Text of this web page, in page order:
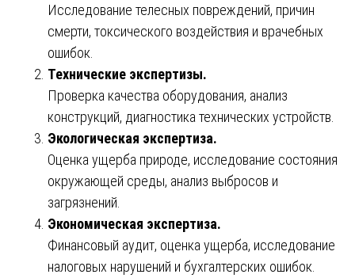
Исследование телесных повреждений, причин
смерти, токсического воздействия и врачебных
ошибок.
Технические экспертизы.
Проверка качества оборудования, анализ
конструкций, диагностика технических устройств.
Экологическая экспертиза.
Оценка ущерба природе, исследование состояния
окружающей среды, анализ выбросов и
загрязнений.
Экономическая экспертиза.
Финансовый аудит, оценка ущерба, исследование
налоговых нарушений и бухгалтерских ошибок.